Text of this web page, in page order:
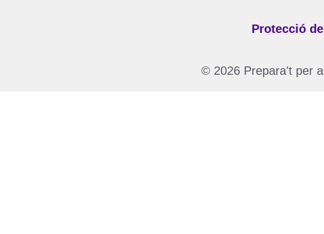
Protecció
© 2026 Prepara't per